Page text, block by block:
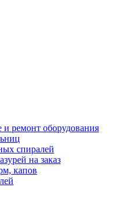
и ремонт оборудования
спиралей
на заказ
капов